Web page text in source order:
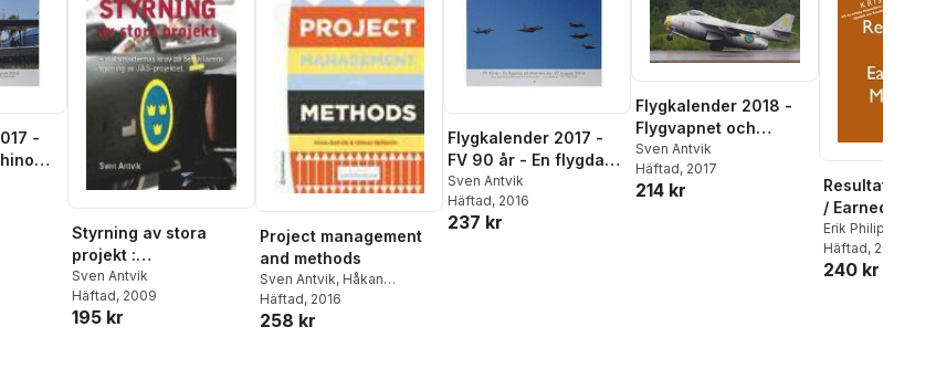
-
Styrning av stora
projekt :
statsmakternas krav
på beställarens
styrning av JAS-
Sven Antvik
Häftad, 2009
195 kr
Project management
and methods
Sven Antvik, Håkan
Sjöholm
Häftad, 2016
258 kr
Flygkalender 2017 -
FV 90 år - En flygdag
på Malmen den 27
augusti 2016
Sven Antvik
Häftad, 2016
237 kr
Flygkalender 2018 -
Flygvapnet och
SwAFHF i Mora den 5
augusti 2017
Sven Antvik
Häftad, 2017
214 kr
/ Earned value
management
introduktion
Erik Philipson
Häftad, 2009
240 kr